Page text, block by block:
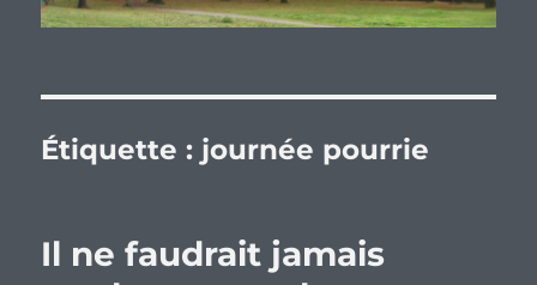
Étiquette : journée pourrie
Il ne faudrait jamais